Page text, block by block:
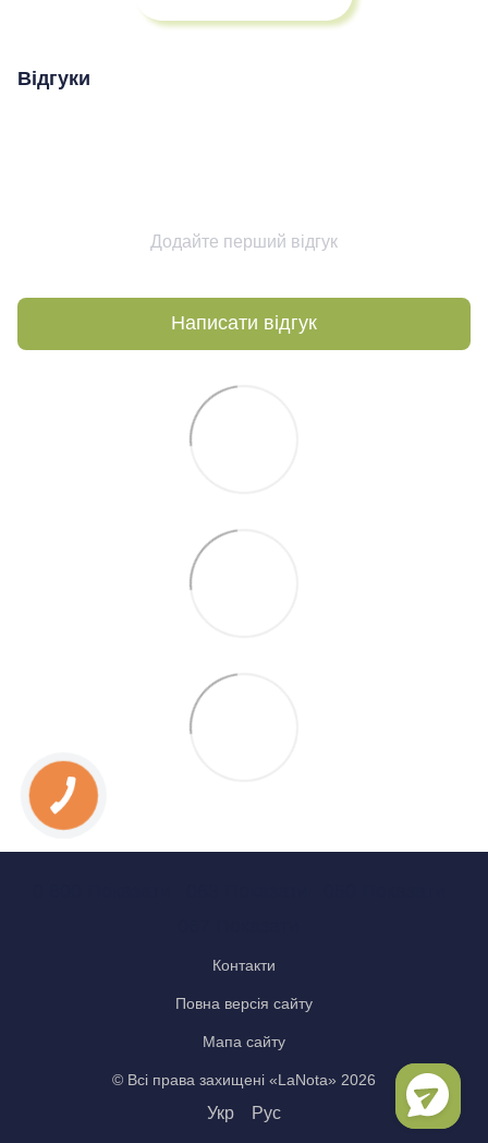
Відгуки
Додайте перший відгук
Написати відгук
Контакти
Повна версія сайту
Мапа сайту
© Всі права захищені «LaNota» 2026
Укр Рус